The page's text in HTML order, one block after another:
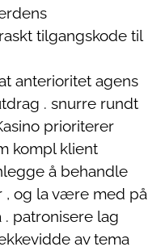
tilgangskode til
anterioritet agens
. snurre rundt
prioriterer
kompl klient
å behandle
, og la være med på
patronisere lag
av tema